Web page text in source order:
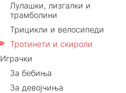
Лулашки, лизгалки и
трамболини
Трицикли и велосипеди
Тротинети и скироли
Играчки
За бебиња
За девојчиња